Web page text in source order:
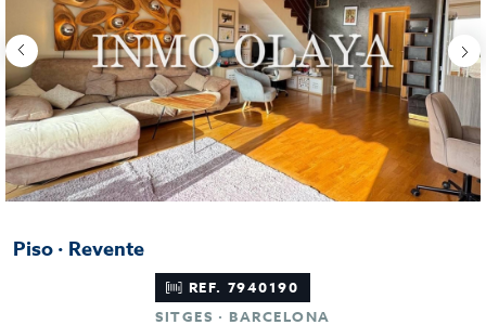
Piso · Revente
REF. 7940190
SITGES · BARCELONA